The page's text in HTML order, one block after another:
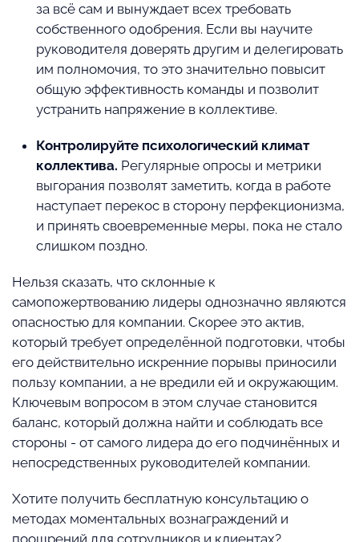
за всё сам и вынуждает всех требовать
собственного одобрения. Если вы научите
руководителя доверять другим и делегировать
им полномочия, то это значительно повысит
общую эффективность команды и позволит
устранить напряжение в коллективе.
Контролируйте психологический климат
коллектива. Регулярные опросы и метрики
выгорания позволят заметить, когда в работе
наступает перекос в сторону перфекционизма,
и принять своевременные меры, пока не стало
слишком поздно.
Нельзя сказать, что склонные к
самопожертвованию лидеры однозначно являются
опасностью для компании. Скорее это актив,
который требует определённой подготовки, чтобы
его действительно искренние порывы приносили
пользу компании, а не вредили ей и окружающим.
Ключевым вопросом в этом случае становится
баланс, который должна найти и соблюдать все
стороны - от самого лидера до его подчинённых и
непосредственных руководителей компании.
Хотите получить бесплатную консультацию о
методах моментальных вознаграждений и